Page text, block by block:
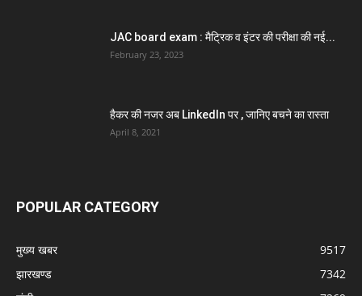
JAC board exam : मैट्रिक व इंटर की परीक्षा की नई...
February 23, 2023
हैकर की नजर अब LinkedIn पर , जानिए बचने का रास्ता
April 8, 2021
POPULAR CATEGORY
मुख्य खबर
9517
झारखण्ड
7342